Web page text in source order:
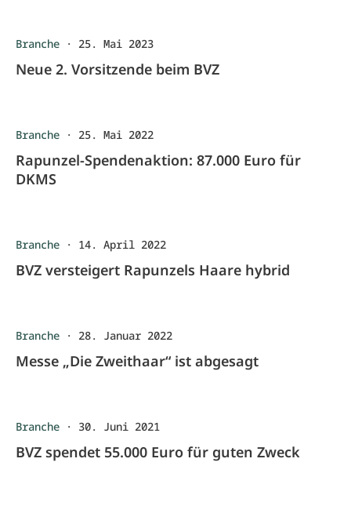
Branche · 25. Mai 2023
Neue 2. Vorsitzende beim BVZ
Branche · 25. Mai 2022
Rapunzel-Spendenaktion: 87.000 Euro für
DKMS
Branche · 14. April 2022
BVZ versteigert Rapunzels Haare hybrid
Branche · 28. Januar 2022
Messe „Die Zweithaar“ ist abgesagt
Branche · 30. Juni 2021
BVZ spendet 55.000 Euro für guten Zweck